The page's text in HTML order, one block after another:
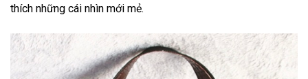
thích những cái nhìn mới mẻ.